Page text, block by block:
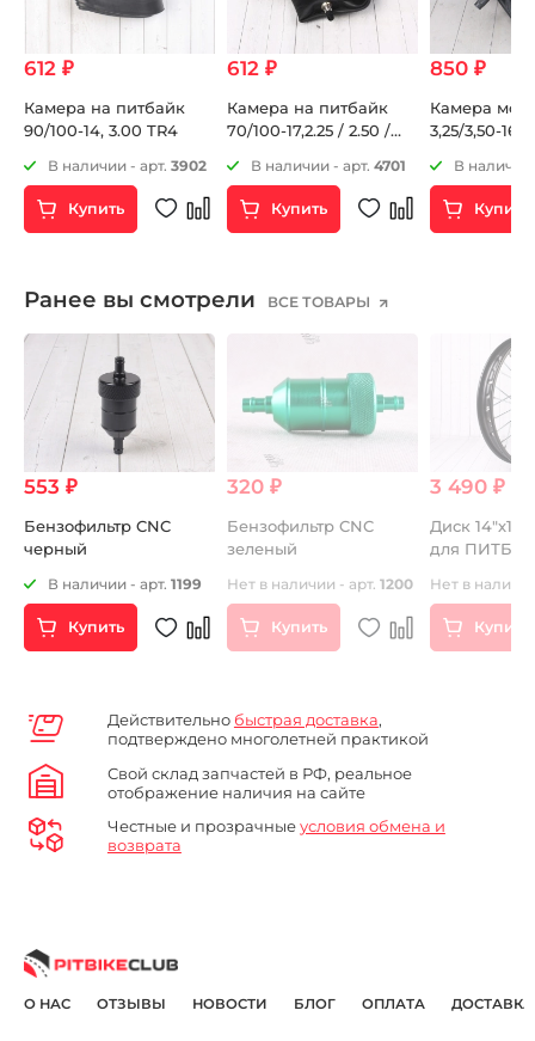
612 ₽
Камера на питбайк
90/100-14, 3.00 TR4
В наличии - арт. 3902
Купить
612 ₽
Камера на питбайк
70/100-17,2.25 / 2.50 /
В наличии - арт. 4701
Купить
850 ₽
Камера мото
3,25/3,50-16
В наличии
Купить
Ранее вы смотрели ВСЕ ТОВАРЫ
553 ₽
Бензофильтр CNC
черный
В наличии - арт. 1199
Купить
320 ₽
Бензофильтр CNC
зеленый
Нет в наличии - арт. 1200
Купить
3 490 ₽
Диск
для
Нет в
Купить
Действительно быстрая доставка,
подтверждено многолетней практикой
Свой склад запчастей в РФ, реальное
отображение наличия на сайте
Честные и прозрачныеусловия обмена и
возврата
О НАС ОТЗЫВЫ НОВОСТИ БЛОГ ОПЛАТА ДОСТАВКА